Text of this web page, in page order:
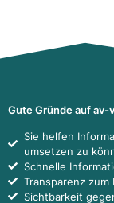
Gute Gründe auf
Sie helfen
umsetzen zu
Schnelle
Transparenz
Sichtbarkeit